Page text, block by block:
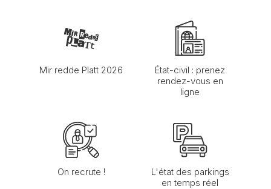
Mir redde Platt 2026
État-civil : prenez
rendez-vous en
ligne
On recrute !
L'état des parkings
en temps réel